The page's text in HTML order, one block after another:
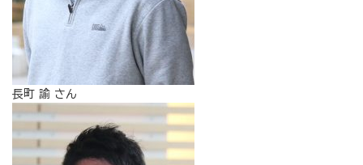
長町 諭 さん